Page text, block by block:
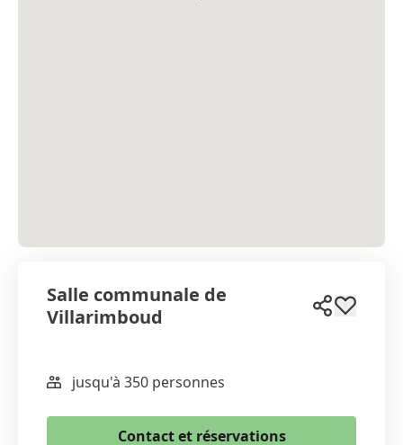
Salle communale de
Villarimboud
WhatsApp
Email
jusqu'à 350 personnes
Contact et réservations